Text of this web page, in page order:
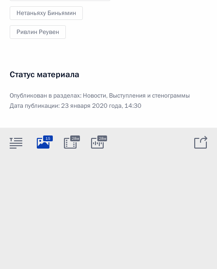
Нетаньяху Биньямин
Ривлин Реувен
Статус материала
Опубликован в разделах: Новости, Выступления и стенограммы
Дата публикации:23 января 2020 года, 14:30
15 28м 28м